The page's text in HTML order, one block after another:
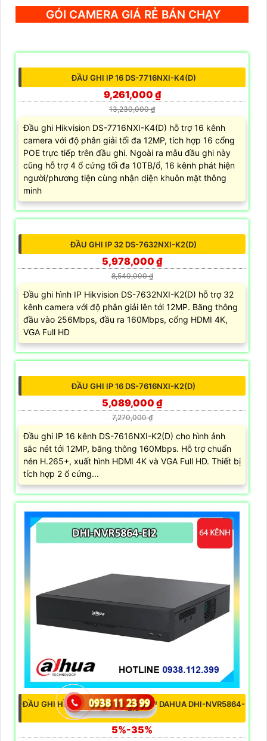
GÓI CAMERA GIÁ RẺ BÁN CHẠY
ĐẦU GHI IP 16 DS-7716NXI-K4(D)
9,261,000 ₫
13,230,000 ₫
Đầu ghi Hikvision DS-7716NXI-K4(D) hỗ trợ 16 kênh
camera với độ phân giải tối đa 12MP, tích hợp 16 cổng
POE trực tiếp trên đầu ghi. Ngoài ra mẫu đầu ghi này
cũng hỗ trợ 4 ổ cứng tối đa 10TB/ổ, 16 kênh phát hiện
người/phương tiện cùng nhận diện khuôn mặt thông
ĐẦU GHI IP 32 DS-7632NXI-K2(D)
5,978,000 ₫
Đầu ghi hình IP Hikvision DS-7632NXI-K2(D) hỗ trợ 32
kênh camera với độ phân giải lên tới 12MP. Băng thông
đầu vào 256Mbps, đầu ra 160Mbps, cổng HDMI 4K,
VGA Full HD